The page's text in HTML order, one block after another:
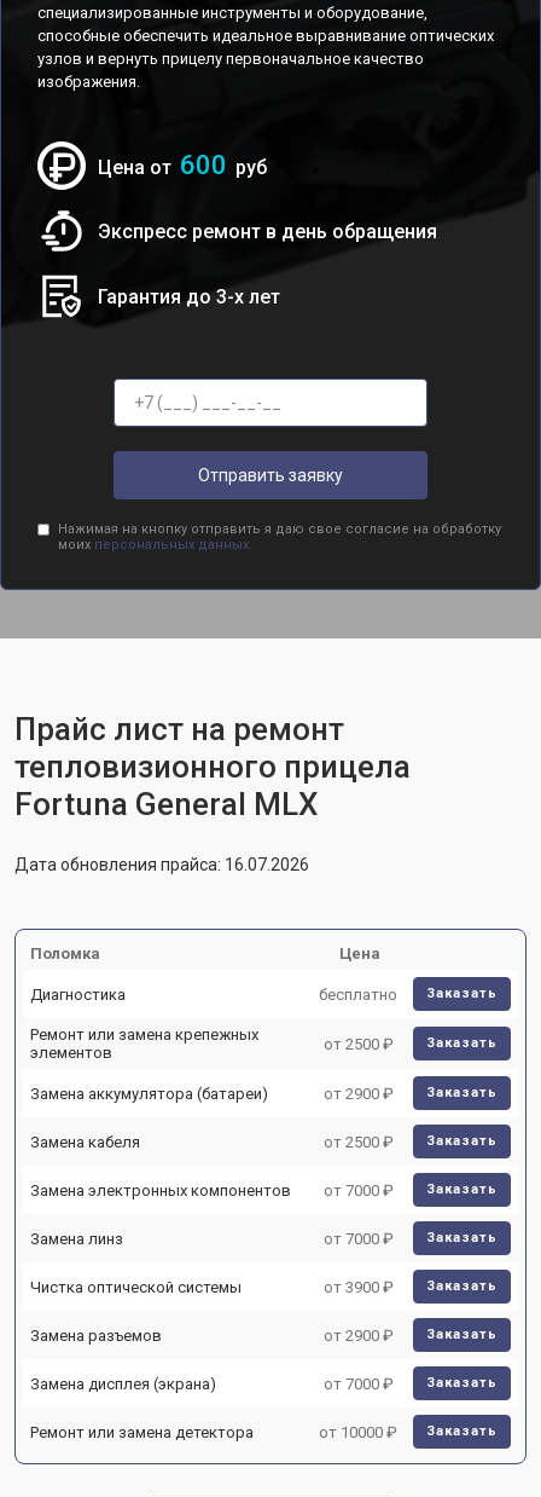
специализированные инструменты и оборудование,
способные обеспечить идеальное выравнивание оптических
узлов и вернуть прицелу первоначальное качество
изображения.
Цена от 600 руб
Экспресс ремонт в день обращения
Гарантия до 3-х лет
Отправить заявку
Нажимая на кнопку отправить я даю свое согласие на обработку
моих персональных данных.
Прайс лист на ремонт
тепловизионного прицела
Fortuna General MLX
Дата обновления прайса: 16.07.2026
Поломка Цена
Диагностика бесплатно Заказать
Ремонт или замена крепежных
элементов
от 2500 ₽ Заказать
Замена аккумулятора (батареи) от 2900 ₽ Заказать
Замена кабеля от 2500 ₽ Заказать
Замена электронных компонентов от 7000 ₽ Заказать
Замена линз от 7000 ₽ Заказать
Чистка оптической системы от 3900 ₽ Заказать
Замена разъемов от 2900 ₽ Заказать
Замена дисплея (экрана) от 7000 ₽ Заказать
Ремонт или замена детектора от 10000 ₽ Заказать